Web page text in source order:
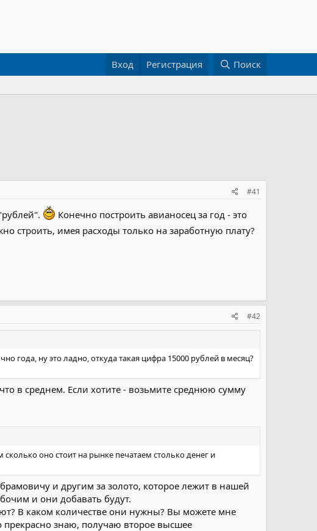
Вход Регистрация Поиск
#41
Конечно построить авианосец за год - это
строить, имея расходы только на заработную плату?
#42
года, ну это ладно, откуда такая цифра 15000 рублей в месяц?
в среднем. Если хотите - возьмите среднюю сумму
оно стоит на рынке печатаем столько денег и
и другим за золото, которое лежит в нашей
и они добавать будут.
В каком количестве они нужны? Вы можете мне
прекрасно знаю, получаю второе высшее